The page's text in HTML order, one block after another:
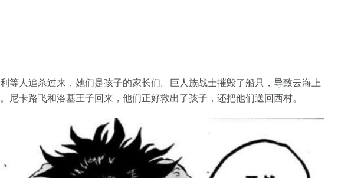
等人追杀过来，她们是孩子的家长们。巨人族战士摧毁了船只，导致云海上
尼卡路飞和洛基王子回来，他们正好救出了孩子，还把他们送回西村。